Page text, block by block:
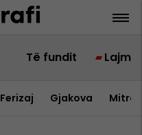
Të fundit Lajme
Ferizaj Gjakova